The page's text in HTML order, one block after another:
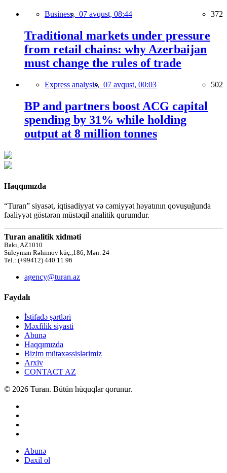
Business, 07 avqust, 08:44 372
Traditional markets under pressure
from retail chains: why Azerbaijan
must change the rules of trade
Express analysis, 07 avqust, 00:03 502
BP and partners boost ACG capital
spending by 31% while holding
output at 8 million tonnes
Haqqımızda
“Turan” siyasət, iqtisadiyyat və cəmiyyət həyatının qovuşuğunda
fəaliyyət göstərən müstəqil analitik qurumdur.
Turan analitik xidməti
Bakı, AZ1010
Süleyman Rəhimov küç.,186, Mən. 24
Tel.: (+99412) 440 11 96
agency@turan.az
Faydalı
İstifadə şərtləri
Məxfilik siyasti
Abunə
Haqqımızda
Bizim mütəxəssislərimiz
Arxiv
CONTACT AZ
© 2026 Turan. Bütün hüquqlar qorunur.
Abunə
Daxil ol